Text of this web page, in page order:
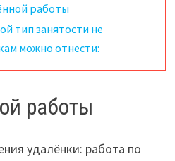
работы
тип занятости не
можно отнести:
работы
удалёнки: работа по